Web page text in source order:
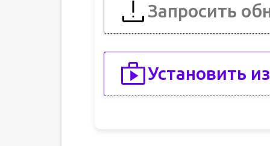
Запросить
Установить